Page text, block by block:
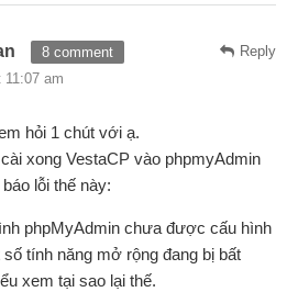
Reply
8 comment
11:07 am
hỏi 1 chút với ạ.
xong VestaCP vào phpmyAdmin
lỗi thế này:
phpMyAdmin chưa được cấu hình
tính năng mở rộng đang bị bất
xem tại sao lại thế.